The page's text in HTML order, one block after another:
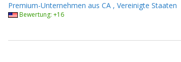
Premium-Unternehmen aus CA , Vereinigte Staaten
Bewertung: +16